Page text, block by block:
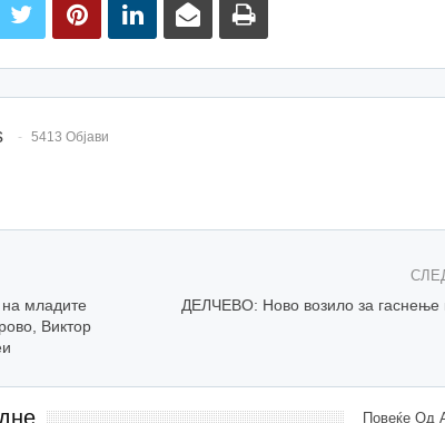
5413 Објави
младите
Виктор
ДЕЛЧЕВО: Ново возило за гаснење
Повеќе Од